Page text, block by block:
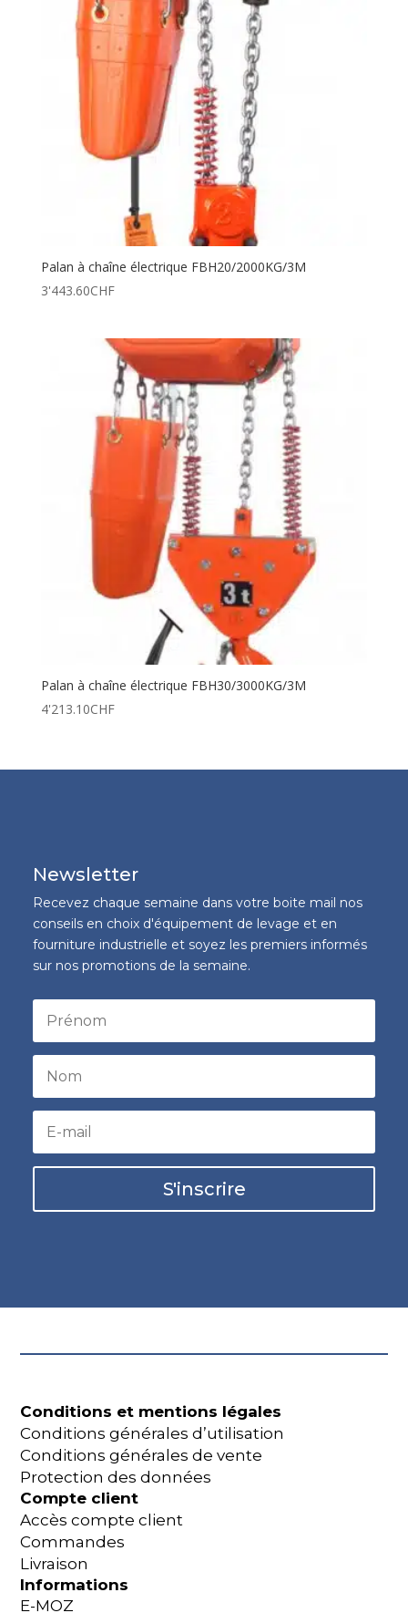
Palan à chaîne électrique FBH20/2000KG/3M
3'443.60CHF
Palan à chaîne électrique FBH30/3000KG/3M
4'213.10CHF
Newsletter
Recevez chaque semaine dans votre boite mail nos
conseils en choix d'équipement de levage et en
fourniture industrielle et soyez les premiers informés
sur nos promotions de la semaine.
S'inscrire
Conditions et mentions légales
Conditions générales d’utilisation
Conditions générales de vente
Protection des données
Compte client
Accès compte client
Commandes
Livraison
Informations
E-MOZ